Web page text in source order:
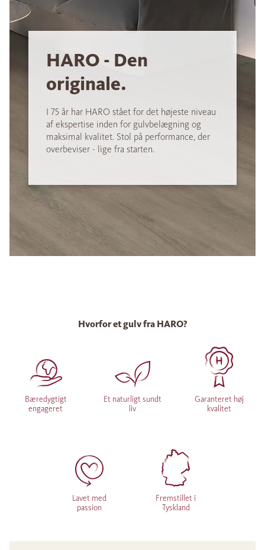
HARO - Den
originale.
I 75 år har HARO stået for det højeste niveau
af ekspertise inden for gulvbelægning og
maksimal kvalitet. Stol på performance, der
overbeviser - lige fra starten.
Hvorfor et gulv fra HARO?
Bæredygtigt
engageret
Et naturligt sundt
liv
Garanteret høj
kvalitet
Lavet med
passion
Fremstillet i
Tyskland